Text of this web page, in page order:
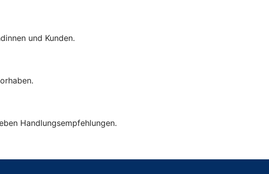
und Kunden.
Handlungsempfehlungen.